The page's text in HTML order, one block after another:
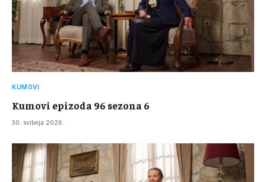
KUMOVI
Kumovi epizoda 96 sezona 6
30. svibnja 2026.